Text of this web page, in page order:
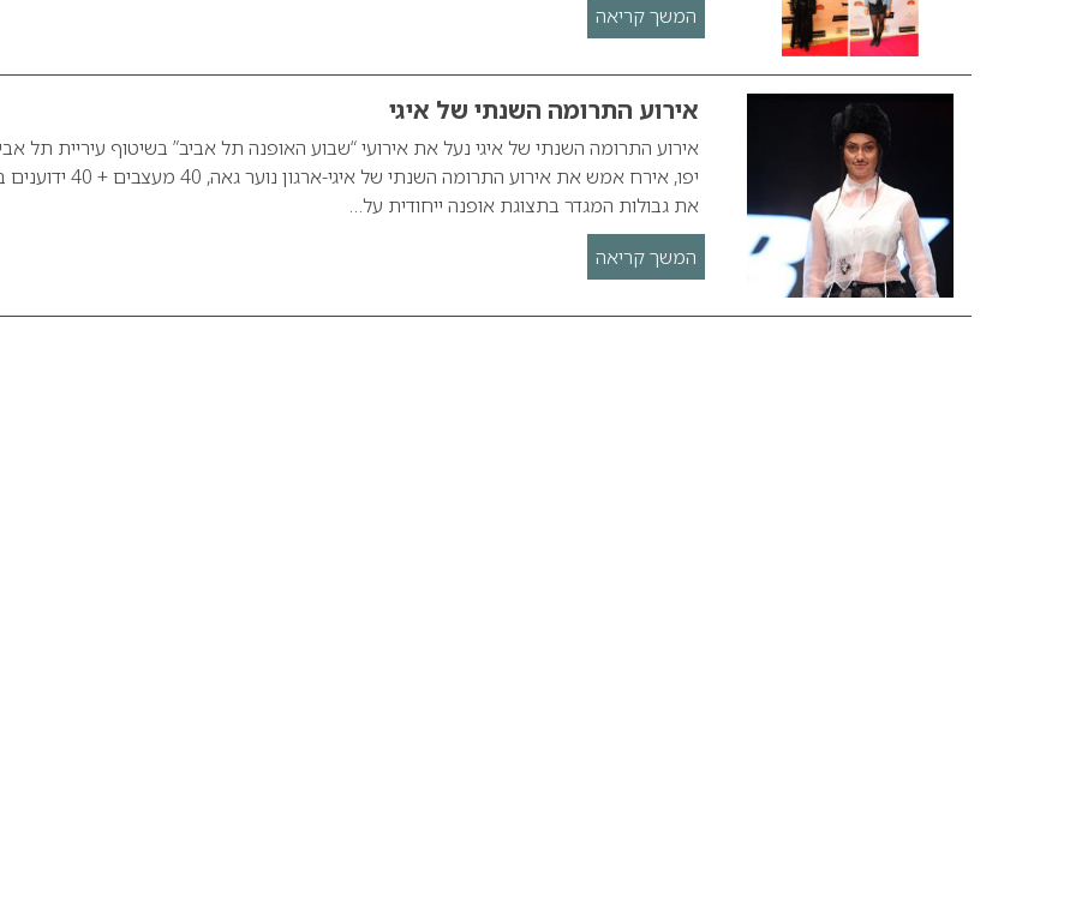
המשך קריאה
אירוע התרומה השנתי של איגי
אירוע התרומה השנתי של איגי נעל את אירועי “שבוע האופנה תל אביב” בשיטוף עיריית תל
יפו, אירח אמש את אירוע התרומה השנתי של איגי-ארגון נוער
את גבולות המגדר בתצוגת אופנה ייחודית על…
המשך קריאה